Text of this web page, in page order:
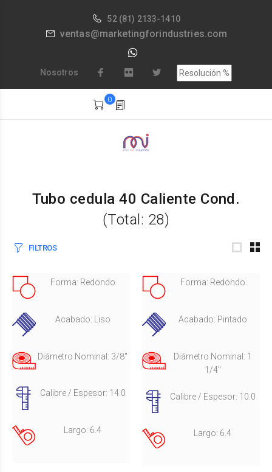
52 (81) 2133-1410
ventas@marketingforindustries.com
Nosotros
0
Tubo cedula 40 Caliente Cond.
(Total: 28)
FILTROS
Forma: Redondo
Acabado: Liso
Diámetro Nominal: 3/8"
Calibre / Espesor: 14.0
Largo: 6.4
Forma: Redondo
Acabado: Pintado
Diámetro Nominal: 1
1/4"
Calibre / Espesor: 10.0
Largo: 6.4